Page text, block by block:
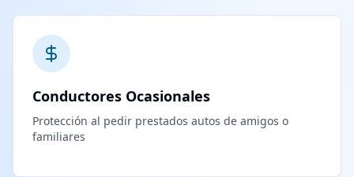
Conductores Ocasionales
Protección al pedir prestados autos de amigos o
familiares